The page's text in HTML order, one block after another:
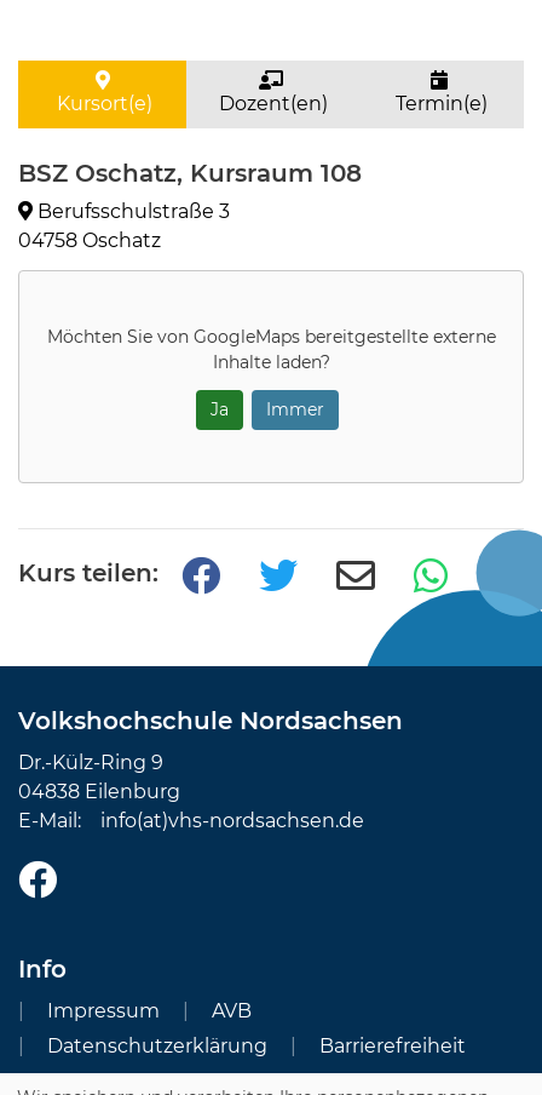
Kursort(e) Dozent(en) Termin(e)
BSZ Oschatz, Kursraum 108
Berufsschulstraße 3
04758 Oschatz
Möchten Sie von GoogleMapsbereitgestellte externe
Inhalte laden?
Ja Immer
Kurs teilen:
Volkshochschule Nordsachsen
Dr.-Külz-Ring 9
04838 Eilenburg
E-Mail: info(at)vhs-nordsachsen.de
Info
Impressum
AVB
Datenschutzerklärung
Barrierefreiheit